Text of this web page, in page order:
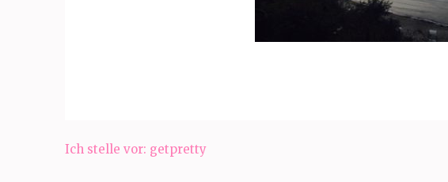
Beitragsnavigation
Ich stelle vor: getpretty